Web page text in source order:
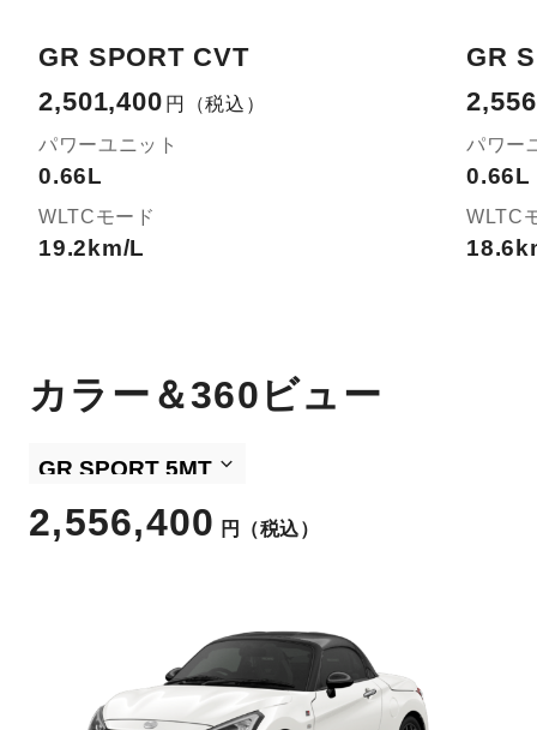
GR SPORT CVT
2,501,400 円
（税込）
パワーユニット
0.66L
WLTCモード
19.2km/L
GR
パワー
0.66L
WLTC
カラー＆360ビュー
2,556,400 円 （税込）